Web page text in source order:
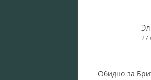
27
Обидно за